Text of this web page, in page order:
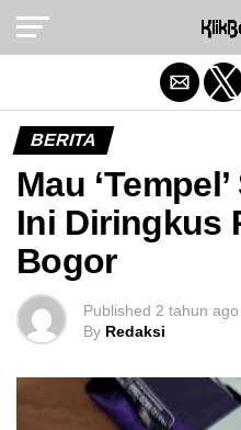
BERITA
Mau
Ini Diringkus
Bogor
Published 2 tahun ago
By Redaksi
Exit